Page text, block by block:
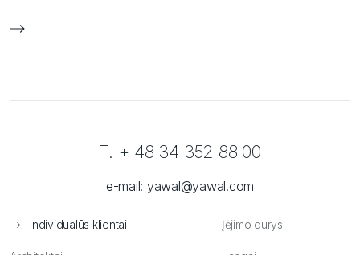
Individualūs klientai Įėjimo durys
T. + 48 34 352 88 00
e-mail: yawal@yawal.com